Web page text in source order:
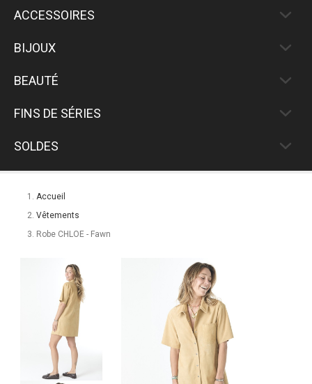
ACCESSOIRES
BIJOUX
BEAUTÉ
FINS DE SÉRIES
SOLDES
Accueil
Vêtements
Robe CHLOE - Fawn